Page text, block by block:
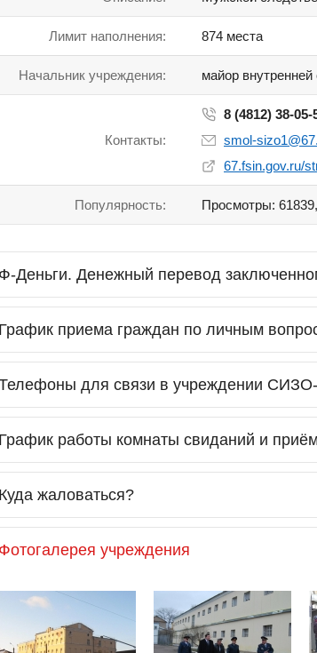
Лимит наполнения: 874 места
Начальник учреждения: майор
Контакты:
8 (4812) 38-05-
smol-
67.fsin.gov.ru/
Популярность: Просмотры: 61839,
Ф-Деньги. Денежный перевод
График приема граждан по личным
для связи в учреждении
График работы комнаты свиданий и
Куда жаловаться?
Фотогалерея учреждения